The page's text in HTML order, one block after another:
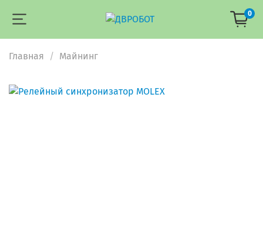
0
Главная Майнинг